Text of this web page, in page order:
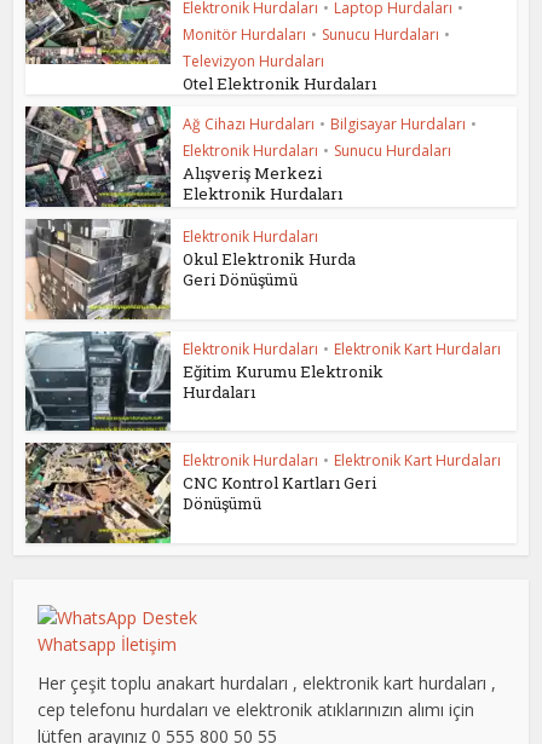
Elektronik Hurdaları • Laptop Hurdaları •
Monitör Hurdaları • Sunucu Hurdaları •
Televizyon Hurdaları
Otel Elektronik Hurdaları
Ağ Cihazı Hurdaları • Bilgisayar Hurdaları •
Elektronik Hurdaları • Sunucu Hurdaları
Alışveriş Merkezi
Elektronik Hurdaları
Elektronik Hurdaları
Okul Elektronik Hurda
Geri Dönüşümü
Elektronik Hurdaları • Elektronik Kart Hurdaları
Eğitim Kurumu Elektronik
Hurdaları
Elektronik Hurdaları • Elektronik Kart Hurdaları
CNC Kontrol Kartları Geri
Dönüşümü
Whatsapp İletişim
Her çeşit toplu anakart hurdaları , elektronik kart hurdaları ,
cep telefonu hurdaları ve elektronik atıklarınızın alımı için
lütfen arayınız 0 555 800 50 55